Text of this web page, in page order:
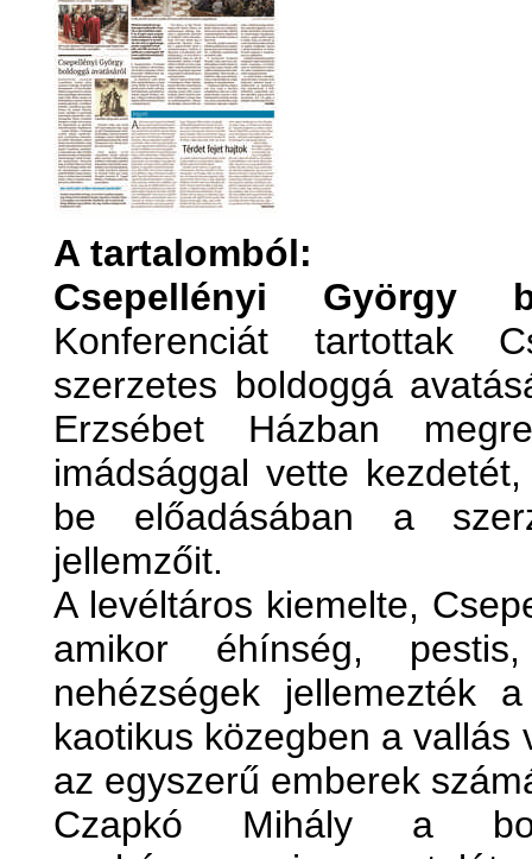
A tartalomból:
Csepellényi György
Konferenciát tartottak
szerzetes boldoggá
Erzsébet Házban
imádsággal vette
be előadásában a
jellemzőit.
A levéltáros kiemelte,
amikor éhínség,
nehézségek jellemezték
kaotikus közegben a vallás
az egyszerű emberek
Czapkó Mihály a